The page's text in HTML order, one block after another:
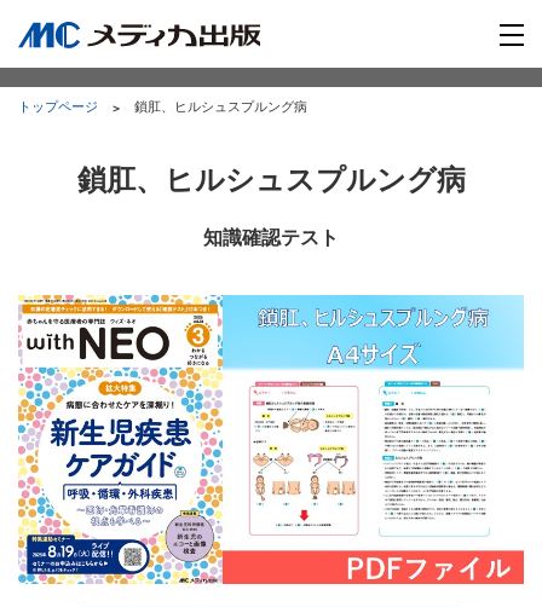
トップページ 鎖肛、ヒルシュスプルング病
鎖肛、ヒルシュスプルング病
知識確認テスト